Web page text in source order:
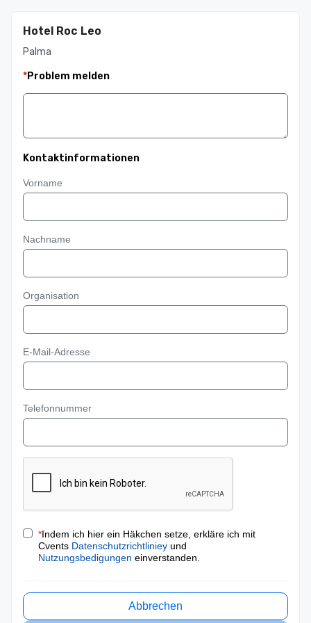
Hotel Roc Leo
Palma
*Problem melden
Kontaktinformationen
Vorname
Nachname
Organisation
E-Mail-Adresse
Telefonnummer
*Indem ich hier ein Häkchen setze, erkläre ich mit
Cvents Datenschutzrichtliniey und
Nutzungsbedigungen einverstanden.
Abbrechen